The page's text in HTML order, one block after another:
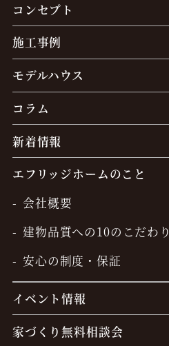
コンセプト
施工事例
モデルハウス
コラム
新着情報
エフリッジホームのこと
会社概要
建物品質への10のこだわり
安心の制度・保証
イベント情報
家づくり無料相談会